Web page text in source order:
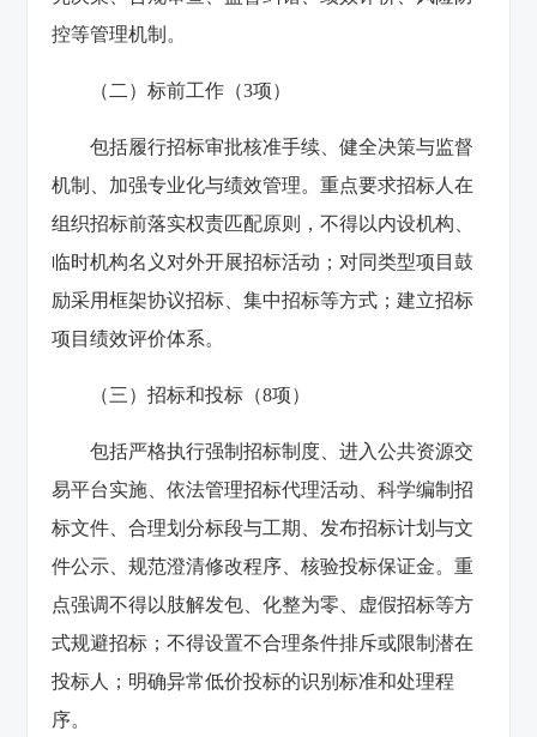
控等管理机制。
（二）标前工作（3项）
包括履行招标审批核准手续、健全决策与监督
机制、加强专业化与绩效管理。重点要求招标人在
组织招标前落实权责匹配原则，不得以内设机构、
临时机构名义对外开展招标活动；对同类型项目鼓
励采用框架协议招标、集中招标等方式；建立招标
项目绩效评价体系。
（三）招标和投标（8项）
包括严格执行强制招标制度、进入公共资源交
易平台实施、依法管理招标代理活动、科学编制招
标文件、合理划分标段与工期、发布招标计划与文
件公示、规范澄清修改程序、核验投标保证金。重
点强调不得以肢解发包、化整为零、虚假招标等方
式规避招标；不得设置不合理条件排斥或限制潜在
投标人；明确异常低价投标的识别标准和处理程
序。